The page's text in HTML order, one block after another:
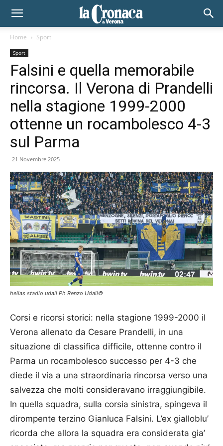
Home Sport
Sport
Falsini e quella memorabile
rincorsa. Il Verona di Prandelli
nella stagione 1999-2000
ottenne un rocambolesco 4-3
sul Parma
21 Novembre 2025
hellas stadio udali Ph Renzo Udali©
Corsi e ricorsi storici: nella stagione 1999-2000 il
Verona allenato da Cesare Prandelli, in una
situazione di classifica difficile, ottenne contro il
Parma un rocambolesco successo per 4-3 che
diede il via a una straordinaria rincorsa verso una
salvezza che molti consideravano irraggiungibile.
In quella squadra, sulla corsia sinistra, spingeva il
dirompente terzino Gianluca Falsini. L’ex gialloblu’
ricorda che allora la squadra era considerata gia’